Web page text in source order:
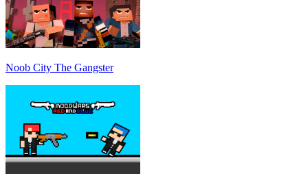
Noob City The Gangster